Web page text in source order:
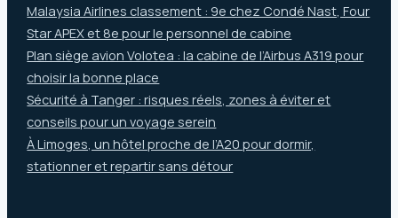
Malaysia Airlines classement : 9e chez Condé Nast, Four
Star APEX et 8e pour le personnel de cabine
Plan siège avion Volotea : la cabine de l’Airbus A319 pour
choisir la bonne place
Sécurité à Tanger : risques réels, zones à éviter et
conseils pour un voyage serein
À Limoges, un hôtel proche de l’A20 pour dormir,
stationner et repartir sans détour